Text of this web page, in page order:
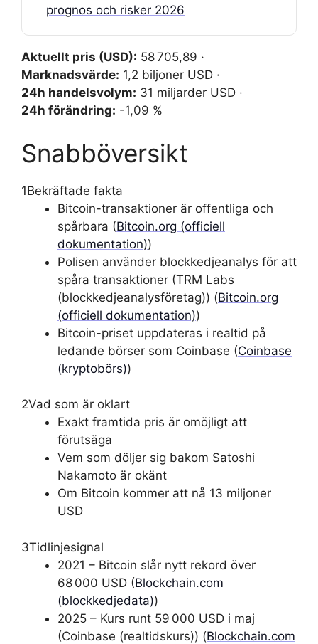
prognos och risker 2026
Aktuellt pris (USD): 58 705,89 ·
Marknadsvärde: 1,2 biljoner USD ·
24h handelsvolym: 31 miljarder USD ·
24h förändring: -1,09 %
Snabböversikt
1Bekräftade fakta
Bitcoin-transaktioner är offentliga och
spårbara (Bitcoin.org (officiell
dokumentation))
Polisen använder blockkedjeanalys för att
spåra transaktioner (TRM Labs
(blockkedjeanalysföretag)) (Bitcoin.org
(officiell dokumentation))
Bitcoin-priset uppdateras i realtid på
ledande börser som Coinbase (Coinbase
(kryptobörs))
2Vad som är oklart
Exakt framtida pris är omöjligt att
förutsäga
Vem som döljer sig bakom Satoshi
Nakamoto är okänt
Om Bitcoin kommer att nå 13 miljoner
USD
3Tidlinjesignal
2021 – Bitcoin slår nytt rekord över
68 000 USD (Blockchain.com
(blockkedjedata))
2025 – Kurs runt 59 000 USD i maj
(Coinbase (realtidskurs)) (Blockchain.com